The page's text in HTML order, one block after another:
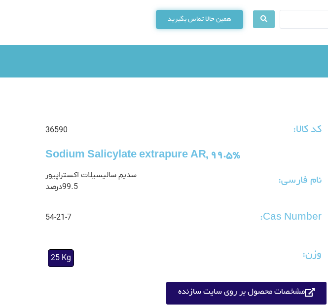
همین حالا تماس بگیرید
کد کالا: 36590
Sodium Salicylate extrapure AR, 99.5%
نام فارسی:
سدیم سالیسیلات اکستراپیور
99.5درصد
Cas Number:
54-21-7
وزن: 25 Kg
مشخصات محصول بر روی سایت سازنده